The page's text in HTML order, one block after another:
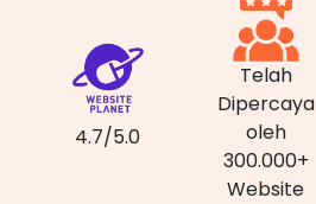
4.7/5.0
Telah
Dipercaya
oleh
300.000+
Website